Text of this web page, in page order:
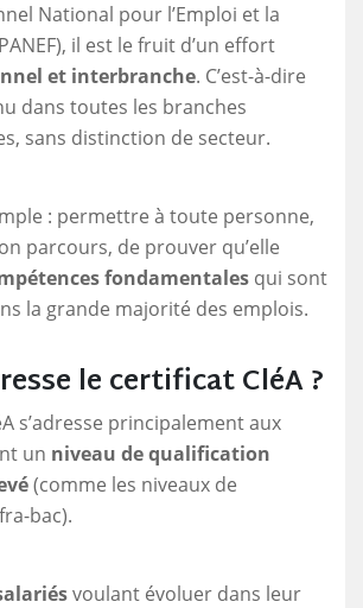
National pour l’Emploi et la
il est le fruit d’un effort
et interbranche. C’est-à-dire
dans toutes les branches
sans distinction de secteur.
: permettre à toute personne,
parcours, de prouver qu’elle
fondamentales qui sont
la grande majorité des emplois.
le certificat CléA ?
s’adresse principalement aux
un niveau de qualification
(comme les niveaux de
bac).
voulant évoluer dans leur